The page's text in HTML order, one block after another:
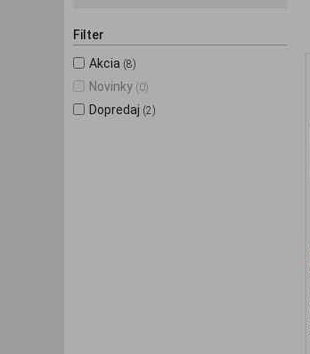
Filter
Akcia (8)
Novinky (0)
Dopredaj (2)